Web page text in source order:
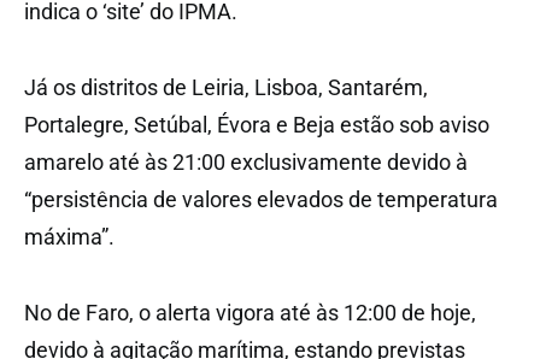
indica o ‘site’ do IPMA.
Já os distritos de Leiria, Lisboa, Santarém,
Portalegre, Setúbal, Évora e Beja estão sob aviso
amarelo até às 21:00 exclusivamente devido à
“persistência de valores elevados de temperatura
máxima”.
No de Faro, o alerta vigora até às 12:00 de hoje,
devido à agitação marítima, estando previstas